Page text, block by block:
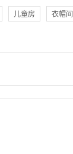
儿童房 衣帽间